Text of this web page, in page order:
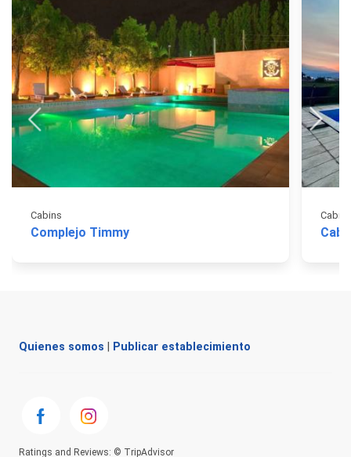
Cabins
Complejo Timmy
Cabins
Quienes somos Publicar establecimiento
Ratings and Reviews: © TripAdvisor